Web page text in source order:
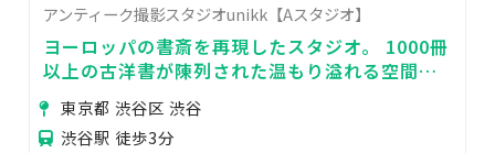
アンティーク撮影スタジオunikk【Aスタジオ】
ヨーロッパの書斎を再現したスタジオ。 1000冊
以上の古洋書が陳列された温もり溢れる空間。
渋谷駅から徒歩3分の便利なアクセス。
東京都 渋谷区 渋谷
渋谷駅 徒歩3分